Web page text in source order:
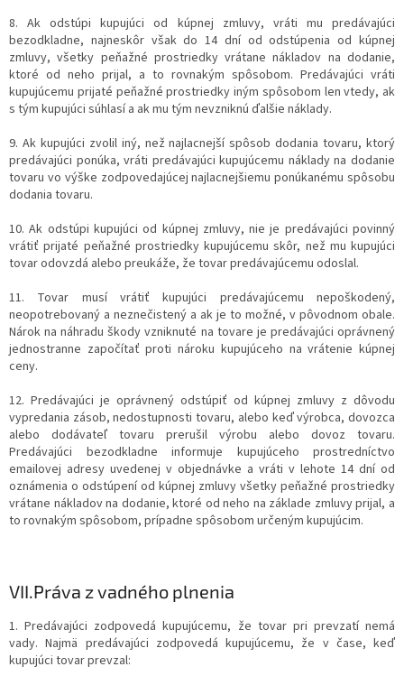
8. Ak odstúpi kupujúci od kúpnej zmluvy, vráti mu predávajúci
bezodkladne, najneskôr však do 14 dní od odstúpenia od kúpnej
zmluvy, všetky peňažné prostriedky vrátane nákladov na dodanie,
ktoré od neho prijal, a to rovnakým spôsobom. Predávajúci vráti
kupujúcemu prijaté peňažné prostriedky iným spôsobom len vtedy, ak
s tým kupujúci súhlasí a ak mu tým nevzniknú ďalšie náklady.
9. Ak kupujúci zvolil iný, než najlacnejší spôsob dodania tovaru, ktorý
predávajúci ponúka, vráti predávajúci kupujúcemu náklady na dodanie
tovaru vo výške zodpovedajúcej najlacnejšiemu ponúkanému spôsobu
dodania tovaru.
10. Ak odstúpi kupujúci od kúpnej zmluvy, nie je predávajúci povinný
vrátiť prijaté peňažné prostriedky kupujúcemu skôr, než mu kupujúci
tovar odovzdá alebo preukáže, že tovar predávajúcemu odoslal.
11. Tovar musí vrátiť kupujúci predávajúcemu nepoškodený,
neopotrebovaný a neznečistený a ak je to možné, v pôvodnom obale.
Nárok na náhradu škody vzniknuté na tovare je predávajúci oprávnený
jednostranne započítať proti nároku kupujúceho na vrátenie kúpnej
ceny.
12. Predávajúci je oprávnený odstúpiť od kúpnej zmluvy z dôvodu
vypredania zásob, nedostupnosti tovaru, alebo keď výrobca, dovozca
alebo dodávateľ tovaru prerušil výrobu alebo dovoz tovaru.
Predávajúci bezodkladne informuje kupujúceho prostredníctvo
emailovej adresy uvedenej v objednávke a vráti v lehote 14 dní od
oznámenia o odstúpení od kúpnej zmluvy všetky peňažné prostriedky
vrátane nákladov na dodanie, ktoré od neho na základe zmluvy prijal, a
to rovnakým spôsobom, prípadne spôsobom určeným kupujúcim.
VII.Práva z vadného plnenia
1. Predávajúci zodpovedá kupujúcemu, že tovar pri prevzatí nemá
vady. Najmä predávajúci zodpovedá kupujúcemu, že v čase, keď
kupujúci tovar prevzal: